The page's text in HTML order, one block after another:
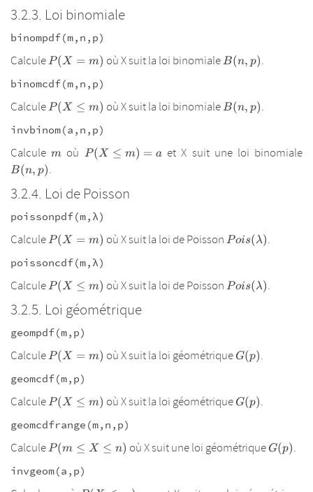
Loi binomiale
binompdf(m,n,p)
Calcule P(X=m)
P(X = m) où X suit la loi binomialeB(n,p)
B(n, p).
binomcdf(m,n,p)
Calcule P(X
m)
P(X ≤ m) où X suit la loi binomialeB(n,p)
B(n, p).
invbinom(a,n,p)
Calculem
m où P(X
P(X ≤ m) = a et X suit une loi binomiale
B(n, p).
Loi de Poisson
poissonpdf(m,λ)
Calcule P(X=m)
P(X = m) où X suit la loi de PoissonPois(\lambda)
Pois(λ).
poissoncdf(m,λ)
Calcule P(X
m)
P(X ≤ m) où X suit la loi de PoissonPois(\lambda)
Pois(λ).
Loi géométrique
geompdf(m,p)
Calcule P(X=m)
P(X = m) où X suit la loi géométriqueG(p)
G(p).
geomcdf(m,p)
Calcule P(X
m)
P(X ≤ m) où X suit la loi géométriqueG(p)
G(p).
geomcdfrange(m,n,p)
Calcule P(m
X
P(m ≤ X ≤ n) où X suit une loi géométriqueG(p)
G(p).
invgeom(a,p)